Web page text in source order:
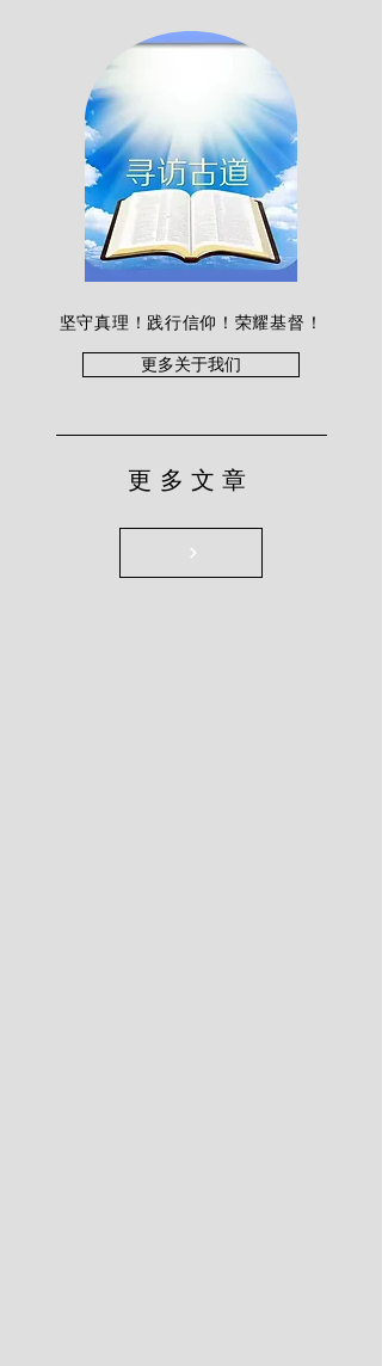
坚守真理！践行信仰！荣耀基督！
更多关于我们
更多文章